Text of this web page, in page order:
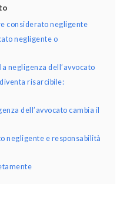
considerato negligente
negligente o
negligenza dell’avvocato
risarcibile:
dell’avvocato cambia il
negligente e responsabilità